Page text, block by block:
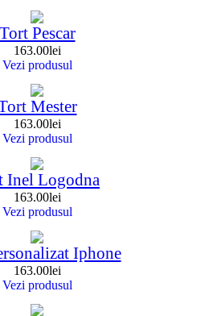
Tort Pescar
163.00lei
Vezi produsul
Mester
163.00lei
Vezi produsul
Inel Logodna
163.00lei
Vezi produsul
Iphone
163.00lei
Vezi produsul